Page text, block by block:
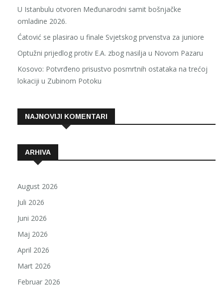
U Istanbulu otvoren Međunarodni samit bošnjačke
omladine 2026.
Ćatović se plasirao u finale Svjetskog prvenstva za juniore
Optužni prijedlog protiv E.A. zbog nasilja u Novom Pazaru
Kosovo: Potvrđeno prisustvo posmrtnih ostataka na trećoj
lokaciji u Zubinom Potoku
NAJNOVIJI KOMENTARI
ARHIVA
August 2026
Juli 2026
Juni 2026
Maj 2026
April 2026
Mart 2026
Februar 2026